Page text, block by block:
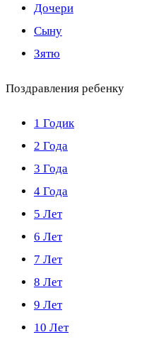
Дочери
Сыну
Зятю
Поздравления ребенку
1 Годик
2 Года
3 Года
4 Года
5 Лет
6 Лет
7 Лет
8 Лет
9 Лет
10 Лет